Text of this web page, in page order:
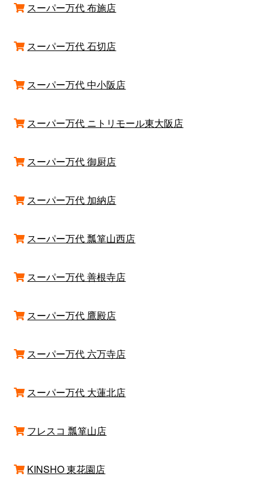
スーパー万代 布施店
スーパー万代 石切店
スーパー万代 中小阪店
スーパー万代 ニトリモール東大阪店
スーパー万代 御厨店
スーパー万代 加納店
スーパー万代 瓢箪山西店
スーパー万代 善根寺店
スーパー万代 鷹殿店
スーパー万代 六万寺店
スーパー万代 大蓮北店
フレスコ 瓢箪山店
KINSHO 東花園店